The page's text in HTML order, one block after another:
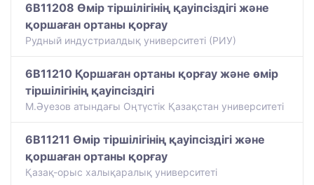
6B11208 Өмір тіршілігінің қауіпсіздігі және
қоршаған ортаны қорғау
Рудный индустриалдық университеті (РИУ)
6B11210 Қоршаған ортаны қорғау және өмір
тіршілігінің қауіпсіздігі
М.Әуезов атындағы Оңтүстік Қазақстан университеті
6B11211 Өмір тіршілігінің қауіпсіздігі және
қоршаған ортаны қорғау
Қазақ-орыс халықаралық университеті